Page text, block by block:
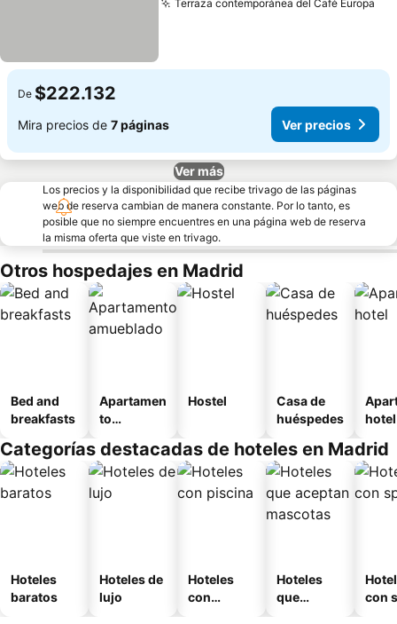
Terraza contemporánea del Café Europa
De $222.132
Mira precios de 7 páginas Ver precios
Ver más
Los precios y la disponibilidad que recibe trivago de las páginas
web de reserva cambian de manera constante. Por lo tanto, es
posible que no siempre encuentres en una página web de reserva
la misma oferta que viste en trivago.
Otros hospedajes en Madrid
Bed and
breakfasts
Apartamen
to
o
Hostel
Casa de
huéspedes
hotel
Categorías destacadas de hoteles en Madrid
Hoteles
baratos
Hoteles de
lujo
Hoteles
con
Hoteles
que
con